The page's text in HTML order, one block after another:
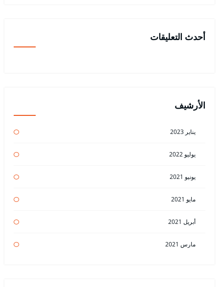
أحدث التعليقات
الأرشيف
يناير 2023
يوليو 2022
يونيو 2021
مايو 2021
أبريل 2021
مارس 2021